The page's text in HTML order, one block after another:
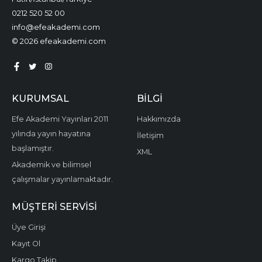
0212 520 52 00
info@efeakademi.com
© 2026 efeakademi.com
KURUMSAL
Efe Akademi Yayınları 2011
yılında yayın hayatına
başlamıştır.
Akademik ve bilimsel
çalışmalar yayınlamaktadır.
BILGI
Hakkımızda
İletişim
XML
MÜŞTERI SERVISI
Üye Girişi
Kayıt Ol
Kargo Takip